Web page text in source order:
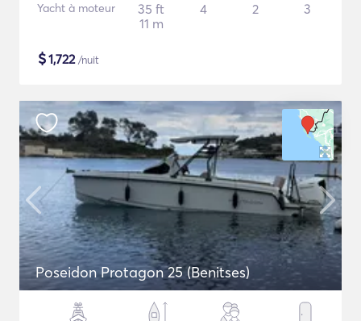
Yacht à moteur
35 ft
11 m
4 2 3
$1,722/nuit
Poseidon Protagon 25 (Benitses)